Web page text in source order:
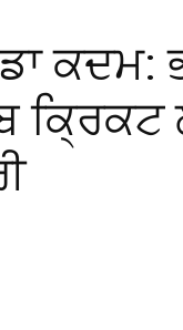
Newsਕਦਮ:
ਕ੍ਰਿਕਟ